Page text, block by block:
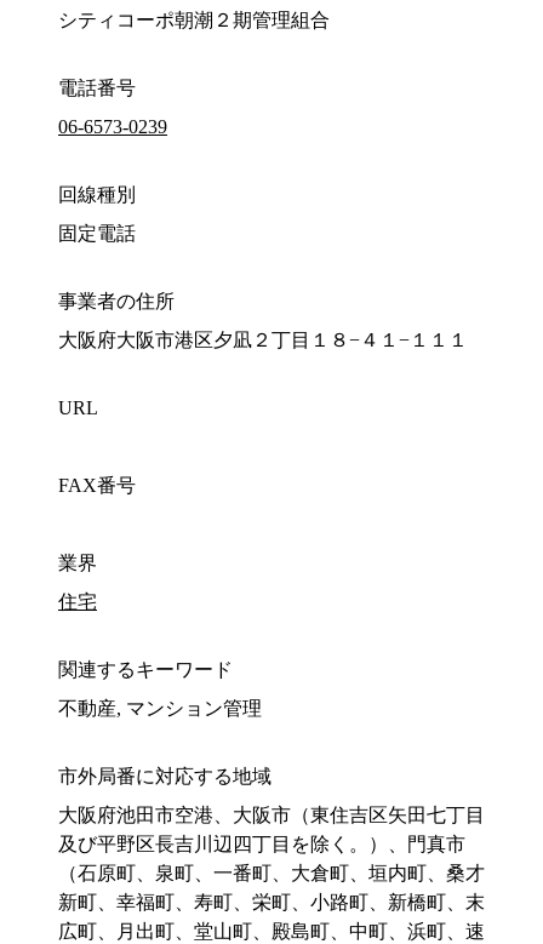
シティコーポ朝潮２期管理組合
電話番号
06-6573-0239
回線種別
固定電話
事業者の住所
大阪府大阪市港区夕凪２丁目１８−４１−１１１
URL
FAX番号
業界
住宅
関連するキーワード
不動産, マンション管理
市外局番に対応する地域
大阪府池田市空港、大阪市（東住吉区矢田七丁目
及び平野区長吉川辺四丁目を除く。）、門真市
（石原町、泉町、一番町、大倉町、垣内町、桑才
新町、幸福町、寿町、栄町、小路町、新橋町、末
広町、月出町、堂山町、殿島町、中町、浜町、速